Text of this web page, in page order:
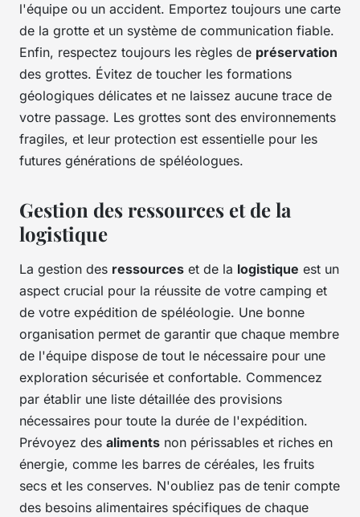
l'équipe ou un accident. Emportez toujours une carte
de la grotte et un système de communication fiable.
Enfin, respectez toujours les règles de préservation
des grottes. Évitez de toucher les formations
géologiques délicates et ne laissez aucune trace de
votre passage. Les grottes sont des environnements
fragiles, et leur protection est essentielle pour les
futures générations de spéléologues.
Gestion des ressources et de la
logistique
La gestion des ressources et de la logistique est un
aspect crucial pour la réussite de votre camping et
de votre expédition de spéléologie. Une bonne
organisation permet de garantir que chaque membre
de l'équipe dispose de tout le nécessaire pour une
exploration sécurisée et confortable. Commencez
par établir une liste détaillée des provisions
nécessaires pour toute la durée de l'expédition.
Prévoyez des aliments non périssables et riches en
énergie, comme les barres de céréales, les fruits
secs et les conserves. N'oubliez pas de tenir compte
des besoins alimentaires spécifiques de chaque